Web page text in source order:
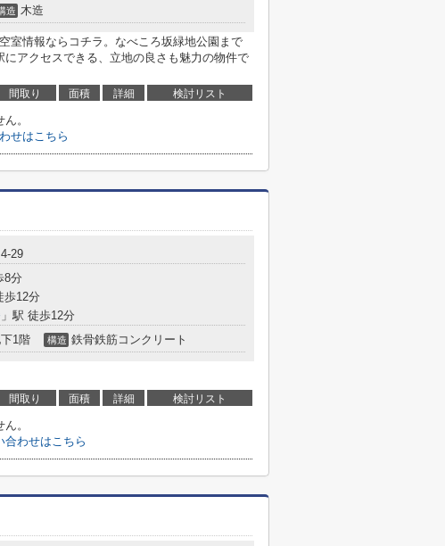
造 木造
室情報ならコチラ。なべころ坂緑地公園まで
にアクセスできる、立地の良さも魅力の物件で
間取り 面積 詳細 検討リスト
。
せはこちら
29
8分
歩12分
」駅 徒歩12分
1階 構造 鉄骨鉄筋コンクリート
間取り 面積 詳細 検討リスト
。
合わせはこちら